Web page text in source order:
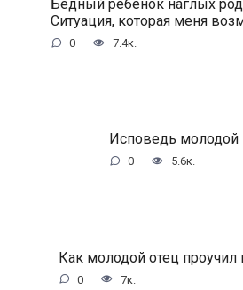
Бедный ребенок наглых
Ситуация, которая меня
0 7.4к.
Исповедь молодой
0 5.6к.
Как молодой отец
0 7к.